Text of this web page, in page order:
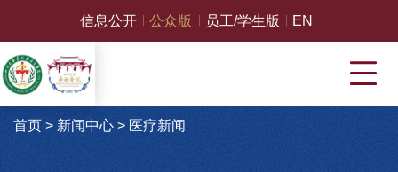
信息公开 公众版 员工/学生版 EN
首页 > 新闻中心> 医疗新闻